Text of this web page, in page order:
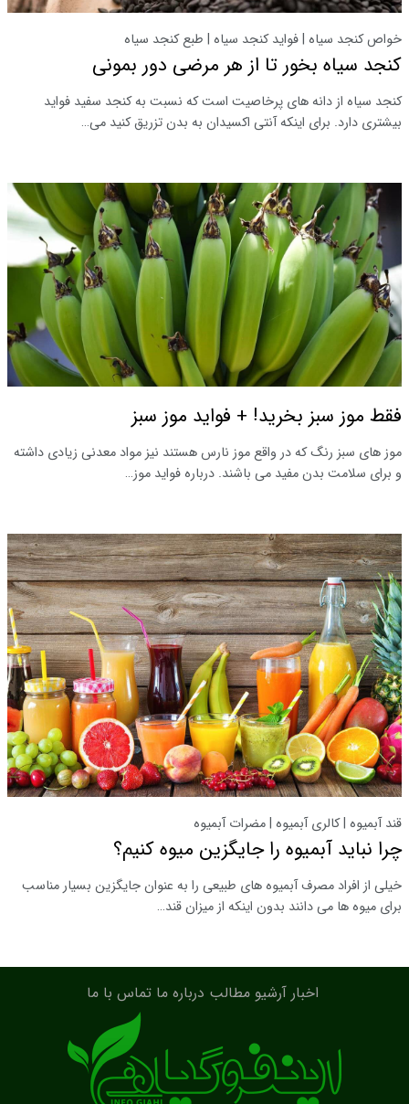
خواص کنجد سیاه | فواید کنجد سیاه | طبع کنجد سیاه
کنجد سیاه بخور تا از هر مرضی دور بمونی
کنجد سیاه از دانه های پرخاصیت است که نسبت به کنجد سفید فواید
بیشتری دارد. برای اینکه آنتی اکسیدان به بدن تزریق کنید می…
فقط موز سبز بخرید! + فواید موز سبز
موز های سبز رنگ که در واقع موز نارس هستند نیز مواد معدنی زیادی داشته
و برای سلامت بدن مفید می باشند. درباره فواید موز…
قند آبمیوه | کالری آبمیوه | مضرات آبمیوه
چرا نباید آبمیوه را جایگزین میوه کنیم؟
خیلی از افراد مصرف آبمیوه های طبیعی را به عنوان جایگزین بسیار مناسب
برای میوه ها می دانند بدون اینکه از میزان قند…
اخبار آرشیو مطالب درباره ما تماس با ما